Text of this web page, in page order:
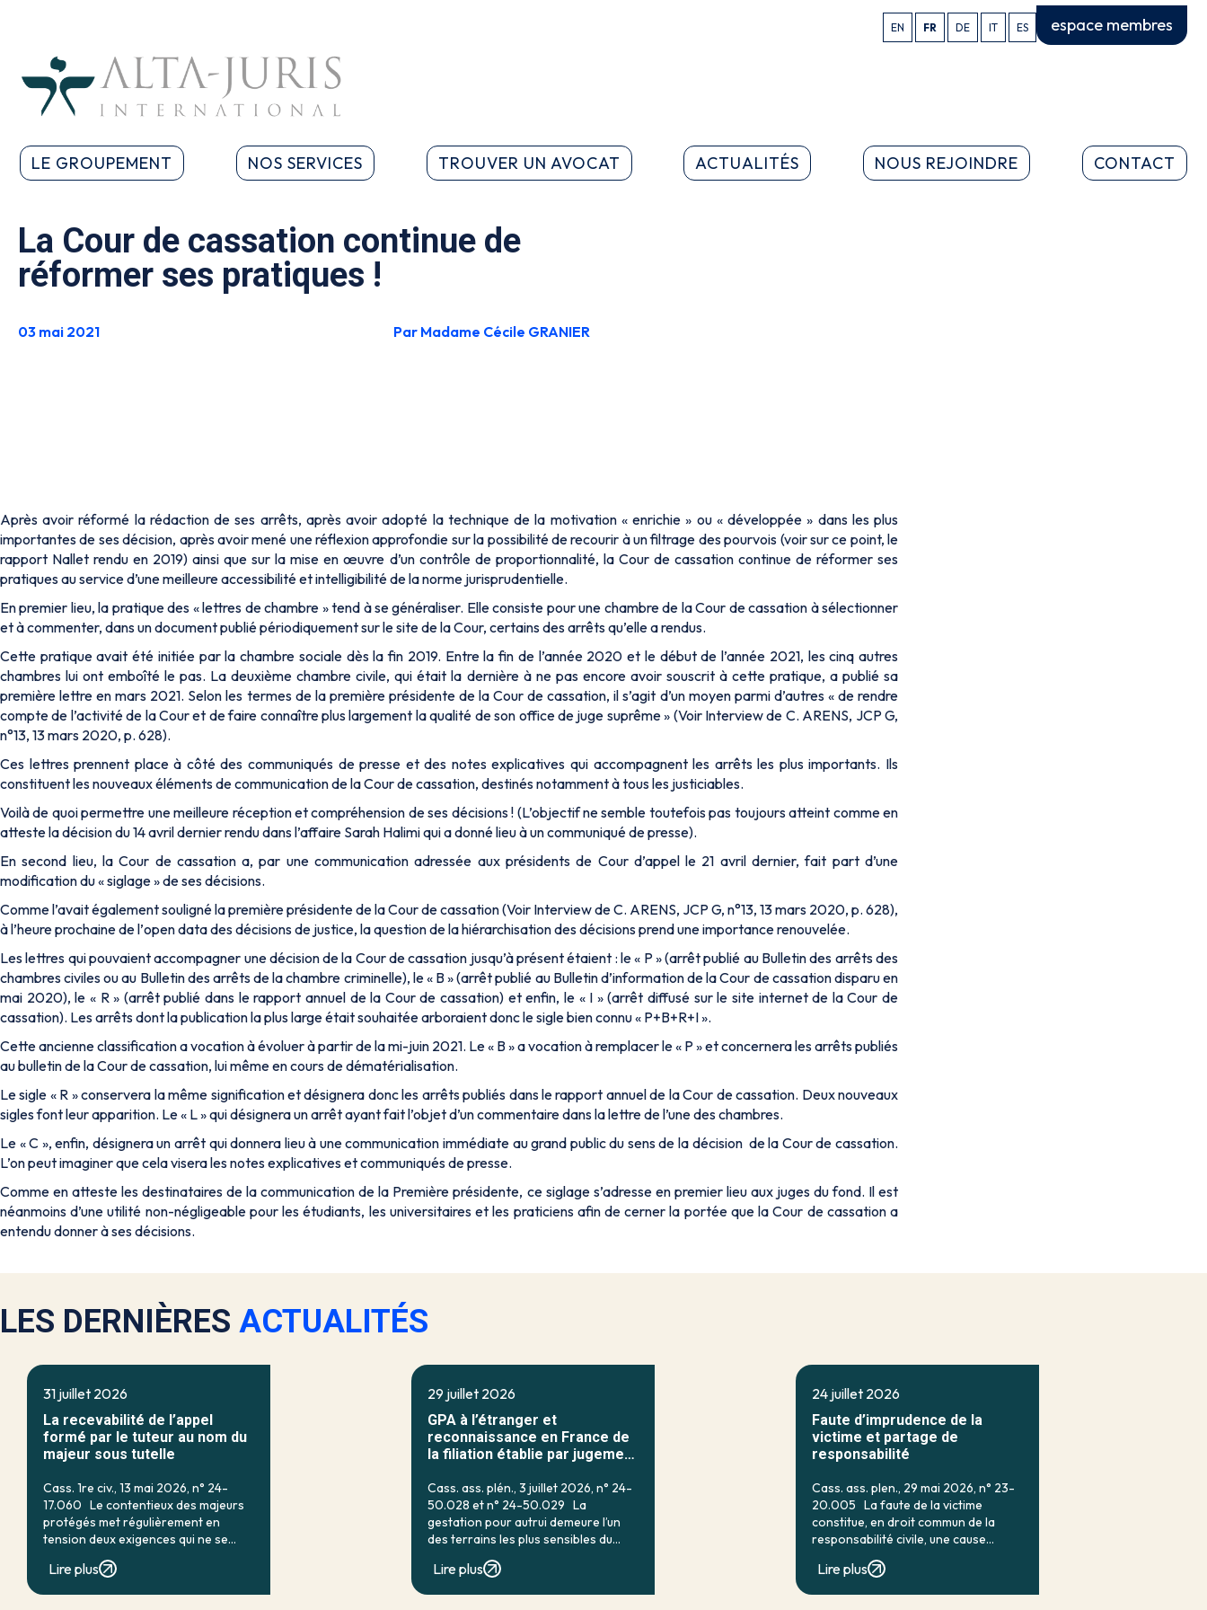
EN FR DE IT ES espace membres
LE GROUPEMENT NOS SERVICES TROUVER UN AVOCAT ACTUALITÉS NOUS REJOINDRE CONTACT
La Cour de cassation continue de
réformer ses pratiques !
03 mai 2021 Par Madame Cécile GRANIER
Après avoir réformé la rédaction de ses arrêts, après avoir adopté la technique de la motivation « enrichie » ou « développée » dans les plus
importantes de ses décision, après avoir mené une réflexion approfondie sur la possibilité de recourir à un filtrage des pourvois (voir sur ce point, le
rapport Nallet rendu en 2019) ainsi que sur la mise en œuvre d’un contrôle de proportionnalité, la Cour de cassation continue de réformer ses
pratiques au service d’une meilleure accessibilité et intelligibilité de la norme jurisprudentielle.
En premier lieu, la pratique des « lettres de chambre » tend à se généraliser. Elle consiste pour une chambre de la Cour de cassation à sélectionner
et à commenter, dans un document publié périodiquement sur le site de la Cour, certains des arrêts qu’elle a rendus.
Cette pratique avait été initiée par la chambre sociale dès la fin 2019. Entre la fin de l’année 2020 et le début de l’année 2021, les cinq autres
chambres lui ont emboîté le pas. La deuxième chambre civile, qui était la dernière à ne pas encore avoir souscrit à cette pratique, a publié sa
première lettre en mars 2021. Selon les termes de la première présidente de la Cour de cassation, il s’agit d’un moyen parmi d’autres « de rendre
compte de l’activité de la Cour et de faire connaître plus largement la qualité de son office de juge suprême» (Voir Interview de C. ARENS, JCP G,
n°13, 13 mars 2020, p. 628).
Ces lettres prennent place à côté des communiqués de presse et des notes explicatives qui accompagnent les arrêts les plus importants. Ils
constituent les nouveaux éléments de communication de la Cour de cassation, destinés notamment à tous les justiciables.
Voilà de quoi permettre une meilleure réception et compréhension de ses décisions ! (L’objectif ne semble toutefois pas toujours atteint comme en
atteste la décision du 14 avril dernier rendu dans l’affaire Sarah Halimi qui a donné lieu à un communiqué de presse).
En second lieu, la Cour de cassation a, par une communication adressée aux présidents de Cour d’appel le 21 avril dernier, fait part d’une
modification du « siglage » de ses décisions.
Comme l’avait également souligné la première présidente de la Cour de cassation (Voir Interview de C. ARENS, JCP G, n°13, 13 mars 2020, p. 628),
à l’heure prochaine de l’open datades décisions de justice, la question de la hiérarchisation des décisions prend une importance renouvelée.
Les lettres qui pouvaient accompagner une décision de la Cour de cassation jusqu’à présent étaient : le « P » (arrêt publié au Bulletin des arrêts des
chambres civiles ou au Bulletin des arrêts de la chambre criminelle), le « B » (arrêt publié au Bulletin d’information de la Cour de cassation disparu en
mai 2020), le « R » (arrêt publié dans le rapport annuel de la Cour de cassation) et enfin, le « I » (arrêt diffusé sur le site internet de la Cour de
cassation). Les arrêts dont la publication la plus large était souhaitée arboraient donc le sigle bien connu « P+B+R+I ».
Cette ancienne classification a vocation à évoluer à partir de la mi-juin 2021. Le « B » a vocation à remplacer le « P » et concernera les arrêts publiés
au bulletin de la Cour de cassation, lui même en cours de dématérialisation.
Le sigle « R » conservera la même signification et désignera donc les arrêts publiés dans le rapport annuel de la Cour de cassation. Deux nouveaux
sigles font leur apparition. Le « L » qui désignera un arrêt ayant fait l’objet d’un commentaire dans la lettre de l’une des chambres.
Le « C », enfin, désignera un arrêt qui donnera lieu à une communication immédiate au grand public du sens de la décision de la Cour de cassation.
L’on peut imaginer que cela visera les notes explicatives et communiqués de presse.
Comme en atteste les destinataires de la communication de la Première présidente, ce siglage s’adresse en premier lieu aux juges du fond. Il est
néanmoins d’une utilité non-négligeable pour les étudiants, les universitaires et les praticiens afin de cerner la portée que la Cour de cassation a
entendu donner à ses décisions.
LES DERNIÈRES ACTUALITÉS
31 juillet 2026
La recevabilité de l’appel
formé par le tuteur au nom du
majeur sous tutelle
Cass. 1re civ., 13 mai 2026, n° 24-
17.060 Le contentieux des majeurs
protégés met régulièrement en
tension deux exigences qui ne se
côté, la nécessité d’assurer une
Lire plus
29 juillet 2026
GPA à l’étranger et
reconnaissance en France de
la filiation établie par jugement
Cass. ass. plén., 3 juillet 2026, n° 24-
50.028 et n° 24-50.029 La
gestation pour autrui demeure l’un
des terrains les plus sensibles du
en droit interne par l’article 16-7 du
Lire plus
24 juillet 2026
Faute d’imprudence de la
victime et partage de
responsabilité
Cass. ass. plen., 29 mai 2026, n° 23-
20.005 La faute de la victime
constitue, en droit commun de la
responsabilité civile, une cause
Lorsqu’elle a contribué à la
Lire plus